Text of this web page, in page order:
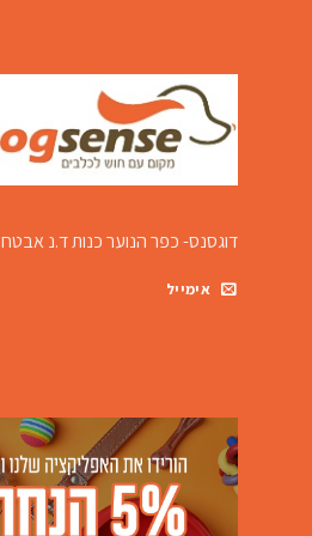
דוגסנס- כפר הנוער כנותד.נ אבטח 7982500
אימייל